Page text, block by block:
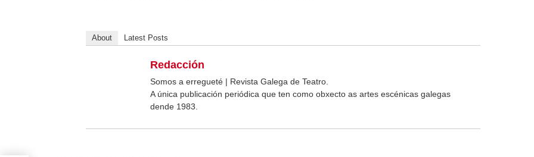
About Latest Posts
Redacción
Somos a erregueté | Revista Galega de Teatro.
A única publicación periódica que ten como obxecto as artes escénicas galegas
dende 1983.